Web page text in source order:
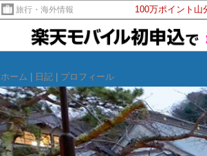
旅行・海外情報 100万ポイント山
ホーム
日記 プロフィール